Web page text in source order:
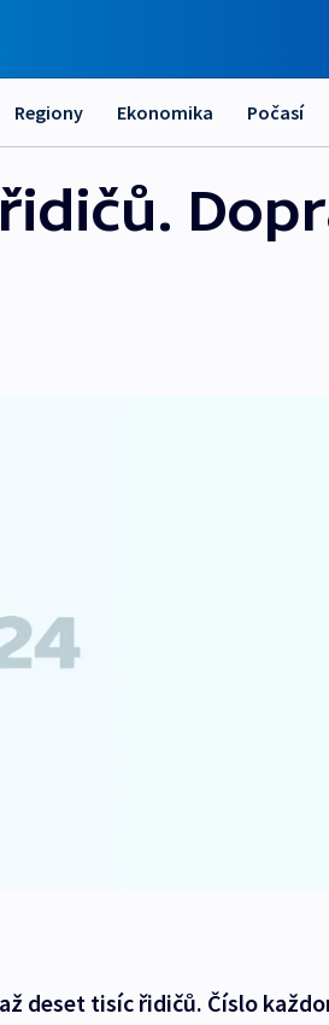
Regiony Ekonomika Počasí
deset tisíc řidičů. Číslo